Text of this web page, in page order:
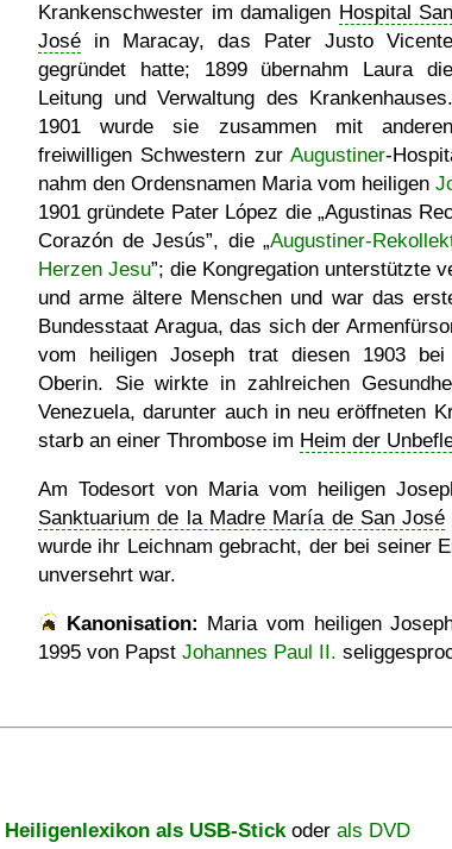
Krankenschwester im damaligen Hospital San
José in Maracay, das Pater Justo Vicente
gegründet hatte; 1899 übernahm Laura die
Leitung und Verwaltung des Krankenhauses.
1901 wurde sie zusammen mit anderen
freiwilligen Schwestern zurAugustiner-
nahm den Ordensnamen Maria vom heiligen
1901 gründete Pater López die Agustinas
Corazón de Jesús , die Augustiner-
Herzen Jesu ; die Kongregation unterstützte
und arme ältere Menschen und war das
Bundesstaat Aragua, das sich der
vom heiligen Joseph trat diesen 1903
Oberin. Sie wirkte in zahlreichen
Venezuela, darunter auch in neu eröffneten
starb an einer Thrombose im Heim der
Am Todesort von Maria vom heiligen
Sanktuarium de la Madre María de San José
wurde ihr Leichnam gebracht, der bei seiner
unversehrt war.
Kanonisation: Maria vom heiligen
1995 von Papst Johannes Paul II.
Heiligenlexikon als USB-Stickoder als DVD